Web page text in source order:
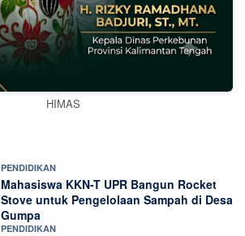
HIMAS
PENDIDIKAN
Mahasiswa KKN-T UPR Bangun Rocket
Stove untuk Pengelolaan Sampah di Desa
Gumpa
PENDIDIKAN